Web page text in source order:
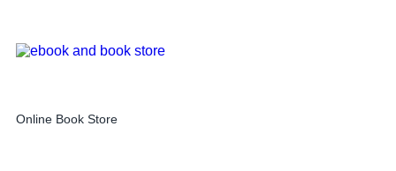
Online Book Store